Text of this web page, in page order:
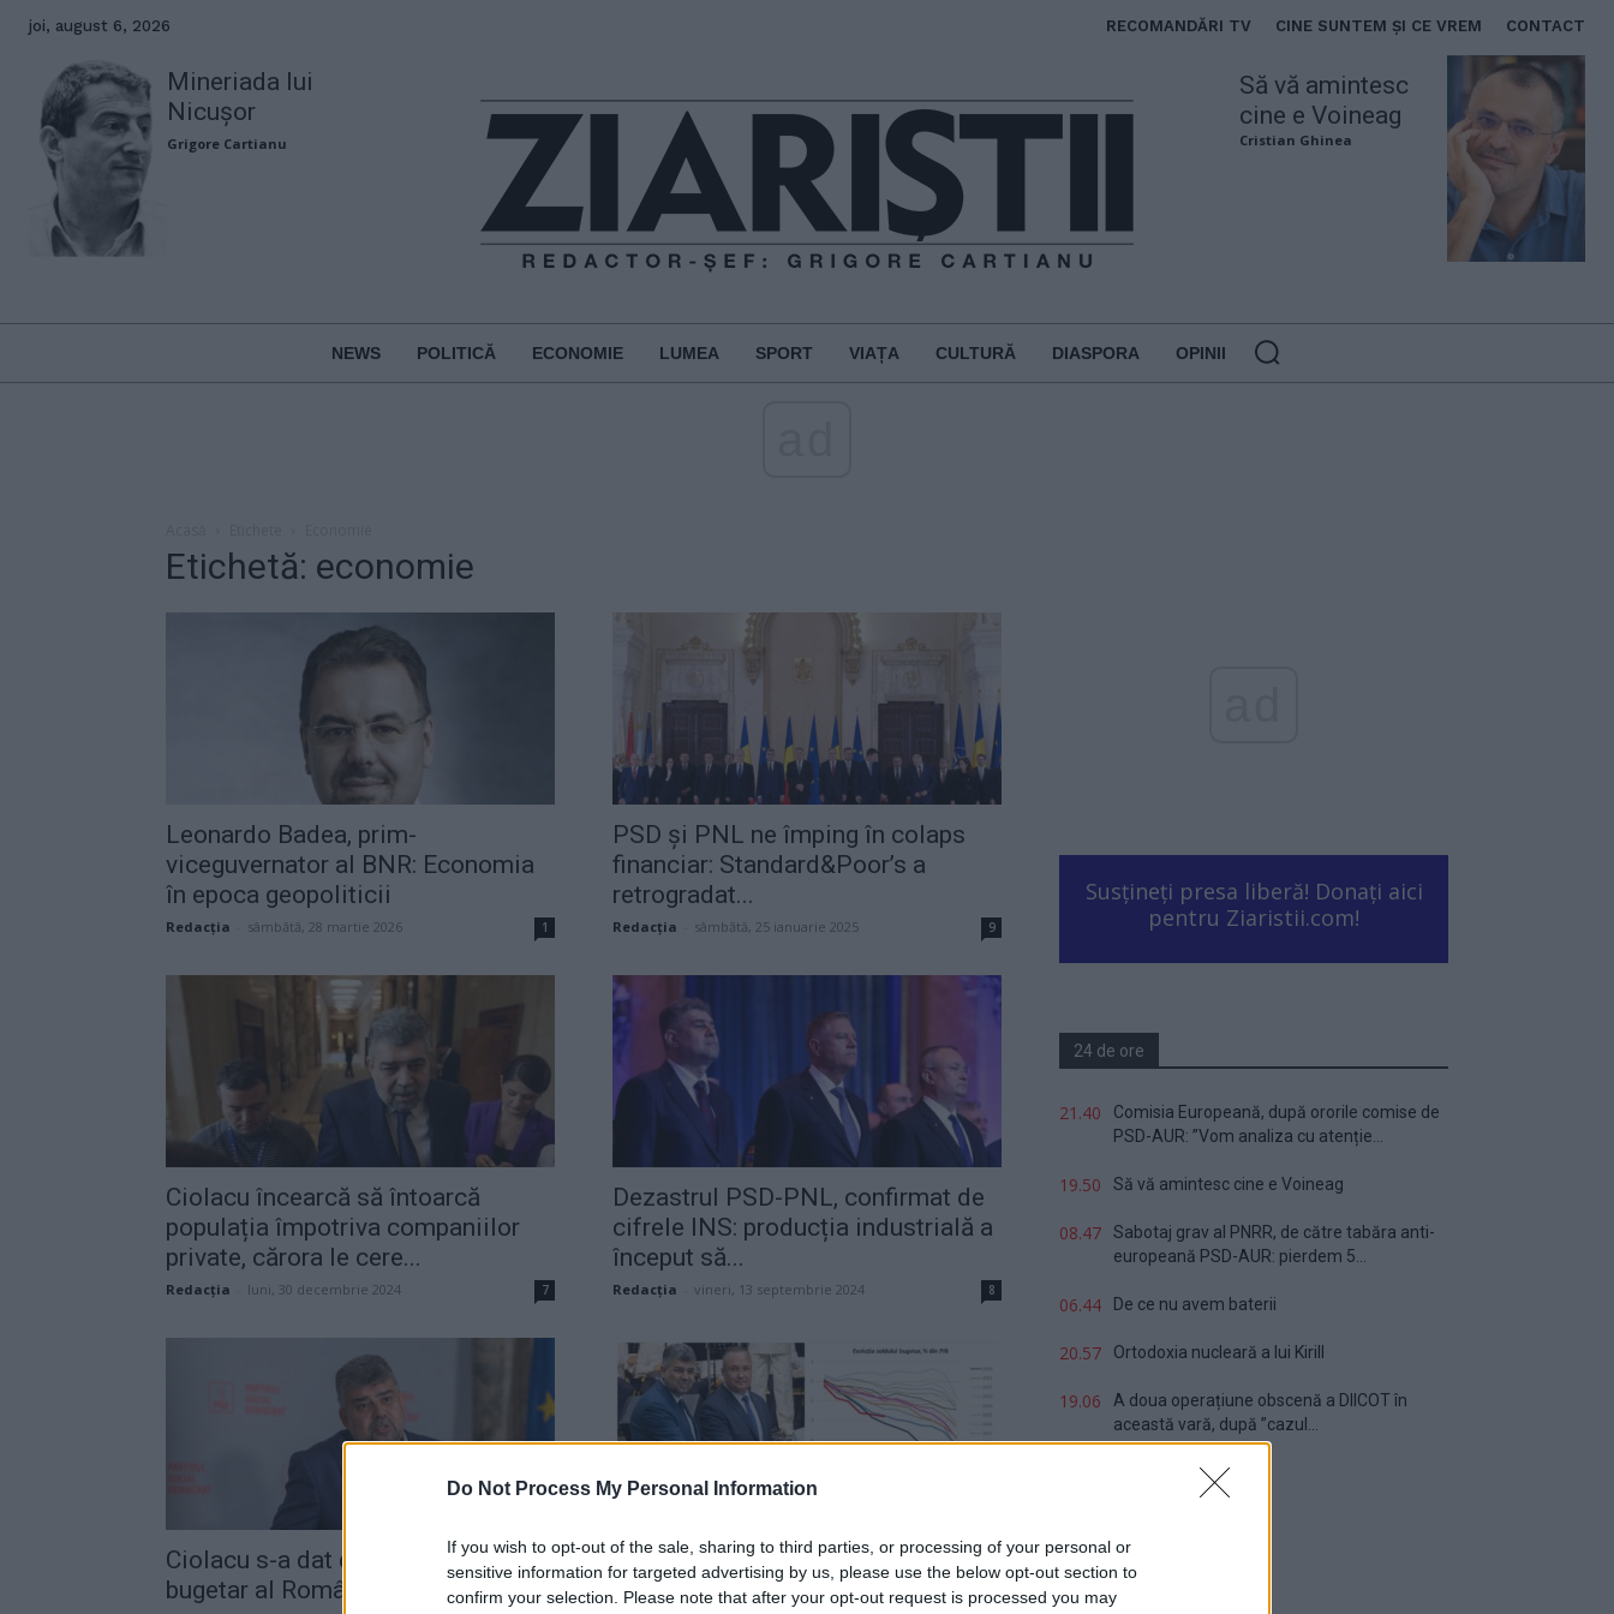
Do Not Process My Personal Information
If you wish to opt-out of the sale, sharing to third parties, or processing of your personal or
sensitive information for targeted advertising by us, please use the below opt-out section to
confirm your selection. Please note that after your opt-out request is processed you may
joi, august 6, 2026 RECOMANDĂRI TV CINE SUNTEM ȘI CE VREM CONTACT
Mineriada lui
Nicușor
Grigore Cartianu
Să vă amintesc
cine e Voineag
Cristian Ghinea
NEWS POLITICĂ ECONOMIE LUMEA SPORT VIAȚA CULTURĂ DIASPORA OPINII
Etichetă: economie
Leonardo Badea, prim-
viceguvernator al BNR: Economia
în epoca geopoliticii
Redacţia sâmbătă, 28 martie 2026 1
PSD și PNL ne împing în colaps
financiar: Standard&Poor’s a
retrogradat...
Redacţia sâmbătă, 25 ianuarie 2025 9
Ciolacu încearcă să întoarcă
populația împotriva companiilor
private, cărora le cere...
Redacţia luni, 30 decembrie 2024 7
Dezastrul PSD-PNL, confirmat de
cifrele INS: producția industrială a
început să...
Redacţia vineri, 13 septembrie 2024 8
Ciolacu s-a dat de gol: deficitul
bugetar al României pe 2024...
GRAFIC. „Jaf de proporții istorice“.
Guvernul PSD-PNL a făcut în
Susțineți presa liberă! Donați aici
pentru Ziaristii.com!
24 de ore
21.40
Comisia Europeană, după ororile comise de
PSD-AUR: ”Vom analiza cu atenție...
19.50 Să vă amintesc cine e Voineag
08.47
Sabotaj grav al PNRR, de către tabăra anti-
europeană PSD-AUR: pierdem 5...
06.44 De ce nu avem baterii
20.57 Ortodoxia nucleară a lui Kirill
19.06
A doua operațiune obscenă a DIICOT în
această vară, după ”cazul...